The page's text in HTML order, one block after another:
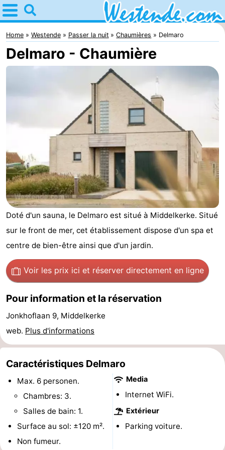
Home
Westende
Astuces
enfants
la
Appartements
Holiday
Suites
Nieuwpoort
-
Holiday
Suites
Campings
Chambre
-
Nieuwpoort
-
Oostduinkerke
aan
zee
-
Westende
Hôtels
Last
Voir
faire
d'intérêt
-
Home Westende Passer la nuit Chaumières Delmaro
Delmaro - Chaumière
Doté d'un sauna, le Delmaro est situé à Middelkerke. Situé
sur le front de mer, cet établissement dispose d'un spa et
centre de bien-être ainsi que d'un jardin.
Voir les prix ici et réserver directement en ligne
Pour information et la réservation
Jonkhoflaan 9, Middelkerke
web. Plus d'informations
Caractéristiques Delmaro
Max. 6 personen.
Chambres: 3.
Salles de bain: 1.
Surface au sol: ±120 m².
Non fumeur.
Media
Internet WiFi.
Extérieur
Parking voiture.